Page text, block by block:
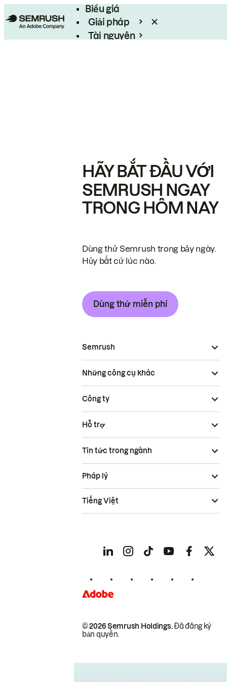
Biểu giá
Giải pháp
Tài nguyên
HÃY BẮT ĐẦU VỚI
SEMRUSH NGAY
TRONG HÔM NAY
Dùng thử Semrush trong bảy ngày.
Hủy bất cứ lúc nào.
Dùng thử miễn phí
Semrush
Những công cụ khác
Công ty
Hỗ trợ
Tin tức trong ngành
© 2026 Semrush Holdings.Đã đăng ký
bản quyền.
Pháp lý
Tiếng Việt